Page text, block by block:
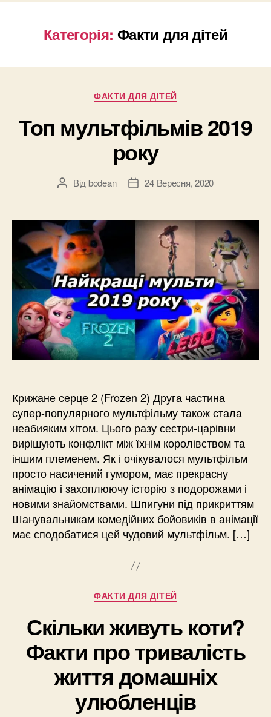
Категорія: Факти для дітей
Категорії
ФАКТИ ДЛЯ ДІТЕЙ
Топ мультфільмів 2019
року
Автор
Від bodean
Дата24 Вересня, 2020
Крижане серце 2 (Frozen 2) Друга частина
супер-популярного мультфільму також стала
неабияким хітом. Цього разу сестри-царівни
вирішують конфлікт між їхнім королівством та
іншим племенем. Як і очікувалося мультфільм
просто насичений гумором, має прекрасну
анімацію і захоплюючу історію з подорожами і
новими знайомствами. Шпигуни під прикриттям
Шанувальникам комедійних бойовиків в анімації
має сподобатися цей чудовий мультфільм. […]
Категорії
ФАКТИ ДЛЯ ДІТЕЙ
Скільки живуть коти?
Факти про тривалість
життя домашніх
улюбленців